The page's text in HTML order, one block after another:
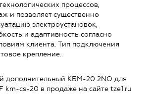
процессов,
и позволяет существенно
электроустановок,
и адаптивность согласно
клиента. Тип подключения
крепление.
дополнительный КБМ-20 2NO для
km-cs-20 в продаже на сайте tze1.ru